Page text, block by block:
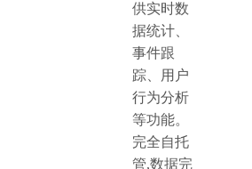
供实时数
据统计、
事件跟
踪、用户
行为分析
等功能。
完全自托
管,数据完